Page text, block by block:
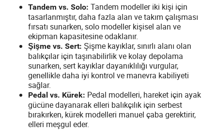
Tandem vs. Solo: Tandem modeller iki kişi için
tasarlanmıştır, daha fazla alan ve takım çalışması
fırsatı sunarken, solo modeller kişisel alan ve
ekipman kapasitesine odaklanır.
Şişme vs. Sert: Şişme kayıklar, sınırlı alanı olan
balıkçılar için taşınabilirlik ve kolay depolama
sunarken, sert kayıklar dayanıklılığı vurgular,
genellikle daha iyi kontrol ve manevra kabiliyeti
sağlar.
Pedal vs. Kürek: Pedal modelleri, hareket için ayak
gücüne dayanarak elleri balıkçılık için serbest
bırakırken, kürek modelleri manuel çaba gerektirir,
elleri meşgul eder.